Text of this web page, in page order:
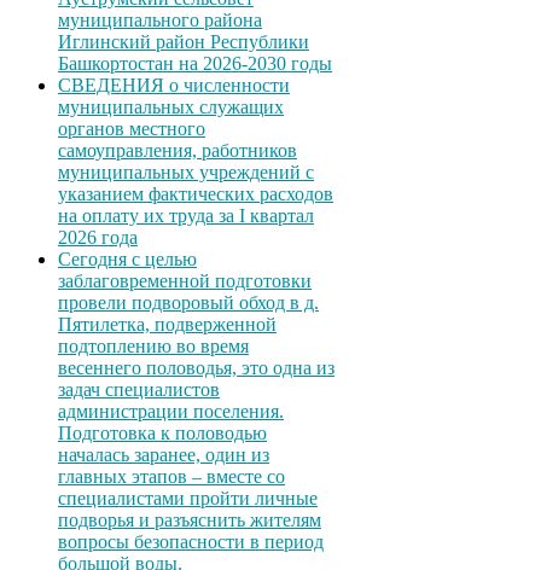
муниципального района
Иглинский район Республики
Башкортостан на 2026-2030 годы
СВЕДЕНИЯ о численности
муниципальных служащих
органов местного
самоуправления, работников
муниципальных учреждений с
указанием фактических расходов
на оплату их труда за I квартал
2026 года
Сегодня с целью
заблаговременной подготовки
провели подворовый обход в д.
Пятилетка, подверженной
подтоплению во время
весеннего половодья, это одна из
задач специалистов
администрации поселения.
Подготовка к половодью
началась заранее, один из
главных этапов – вместе со
специалистами пройти личные
подворья и разъяснить жителям
вопросы безопасности в период
большой воды.